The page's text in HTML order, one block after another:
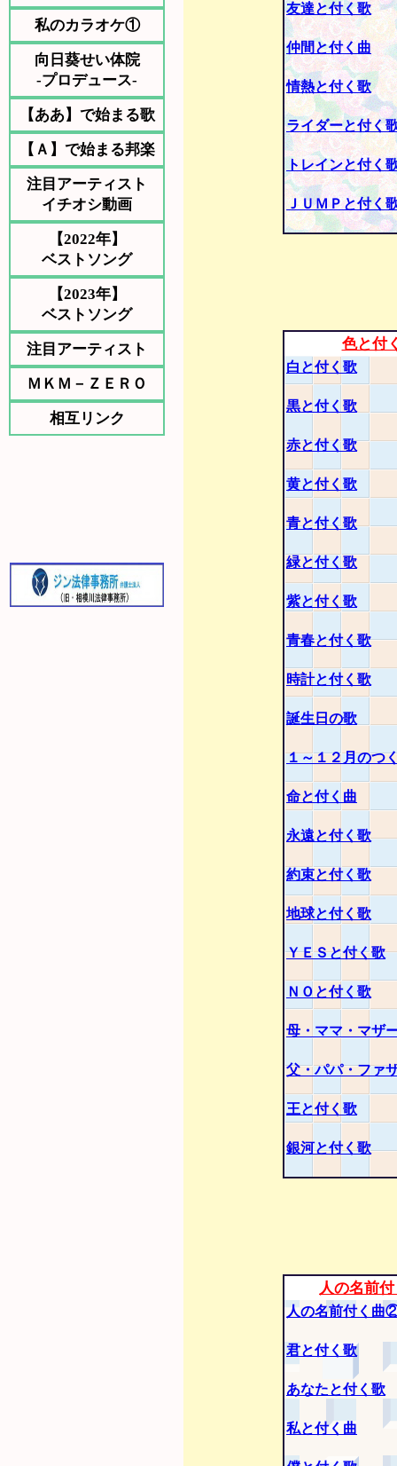
私のカラオケ①
向日葵せい体院
-プロデュース-
【ああ】で始まる歌
【Ａ】で始まる邦楽
注目アーティスト
イチオシ動画
【2022年】
ベストソング
【2023年】
ベストソング
注目アーティスト
ＭＫＭ－ＺＥＲＯ
相互リンク
友達と付く歌
仲間と付く曲
情熱と付く歌
ライダーと付く
トレインと付く
ＪＵＭＰと付く
色と付
白と付く歌
黒と付く歌
赤と付く歌
黄と付く歌
青と付く歌
緑と付く歌
紫と付く歌
青春と付く歌
時計と付く歌
誕生日の歌
１～１２月のつ
命と付く曲
永遠と付く歌
約束と付く歌
地球と付く歌
ＹＥＳと付く歌
ＮＯと付く歌
母・ママ・マザ
父・パパ・ファ
王と付く歌
銀河と付く歌
人の名前
人の名前付く曲
君と付く歌
あなたと付く歌
私と付く曲